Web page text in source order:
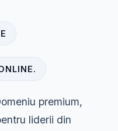
premium,
liderii din